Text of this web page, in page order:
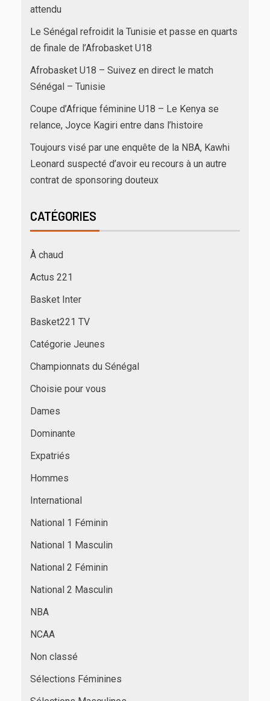
attendu
Le Sénégal refroidit la Tunisie et passe en quarts
de finale de l’Afrobasket U18
Afrobasket U18 – Suivez en direct le match
Sénégal – Tunisie
Coupe d’Afrique féminine U18 – Le Kenya se
relance, Joyce Kagiri entre dans l’histoire
Toujours visé par une enquête de la NBA, Kawhi
Leonard suspecté d’avoir eu recours à un autre
contrat de sponsoring douteux
CATÉGORIES
À chaud
Actus 221
Basket Inter
Basket221 TV
Catégorie Jeunes
Championnats du Sénégal
Choisie pour vous
Dames
Dominante
Expatriés
Hommes
International
National 1 Féminin
National 1 Masculin
National 2 Féminin
National 2 Masculin
NBA
NCAA
Non classé
Sélections Féminines